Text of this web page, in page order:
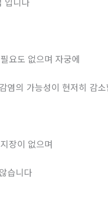
요도 없으며 자궁에
염의 가능성이 현저히 감
장이 없으며
습니다